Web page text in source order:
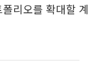
리오를 확대할 계